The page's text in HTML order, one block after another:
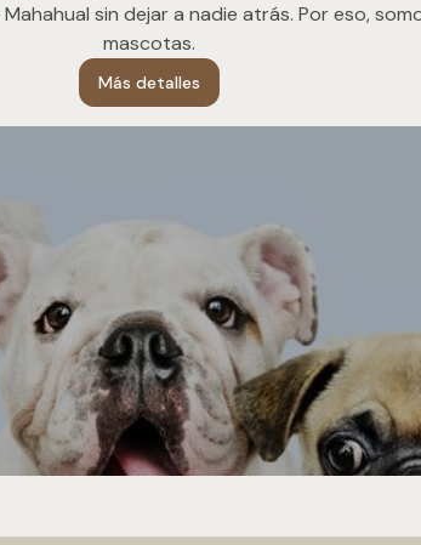
sin dejar a nadie atrás. Por eso,
mascotas.
Más detalles